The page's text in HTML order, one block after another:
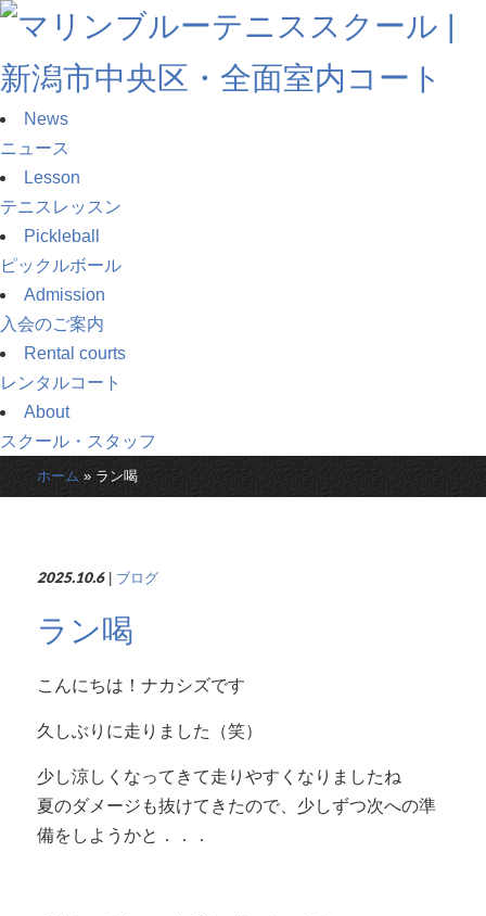
News
ニュース
Lesson
テニスレッスン
Pickleball
ピックルボール
Admission
入会のご案内
Rental courts
レンタルコート
About
スクール・スタッフ
ホーム » ラン喝
2025.10.6| ブログ
ラン喝
こんにちは！ナカシズです
久しぶりに走りました（笑）
少し涼しくなってきて走りやすくなりましたね
夏のダメージも抜けてきたので、少しずつ次への準
備をしようかと．．．